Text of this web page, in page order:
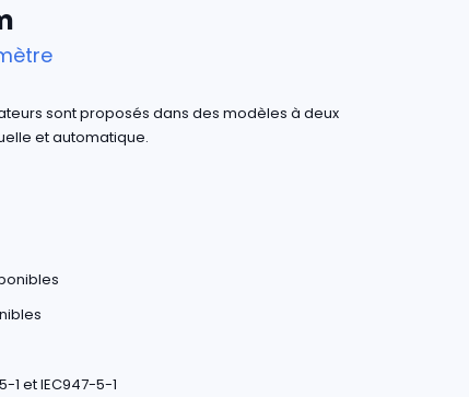
sont proposés dans des modèles à deux
et automatique.
1 et IEC947-5-1